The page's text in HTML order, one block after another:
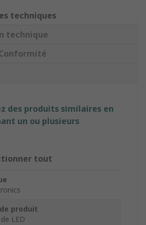
techniques
technique
des produits similaires en
un ou plusieurs
tout
produit
LED